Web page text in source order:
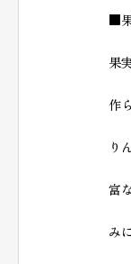
■
果
作
り
富
み